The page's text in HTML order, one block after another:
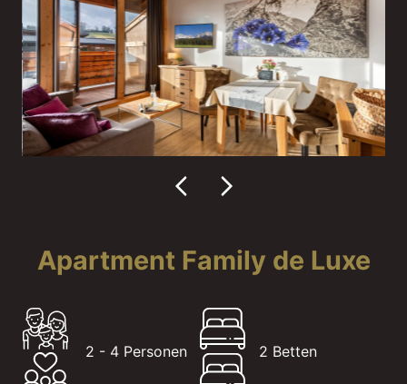
Apartment Family de Luxe
2 - 4 Personen 2 Betten